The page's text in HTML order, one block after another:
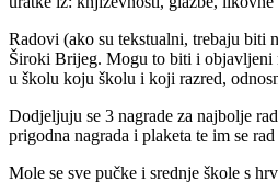
Radovi (ako su tekstualni, trebaju biti
Široki Brijeg. Mogu to biti i objavljeni
u školu koju školu i koji razred,
Dodjeljuju se 3 nagrade za najbolje
prigodna nagrada i plaketa te im se
Mole se sve pučke i srednje škole s